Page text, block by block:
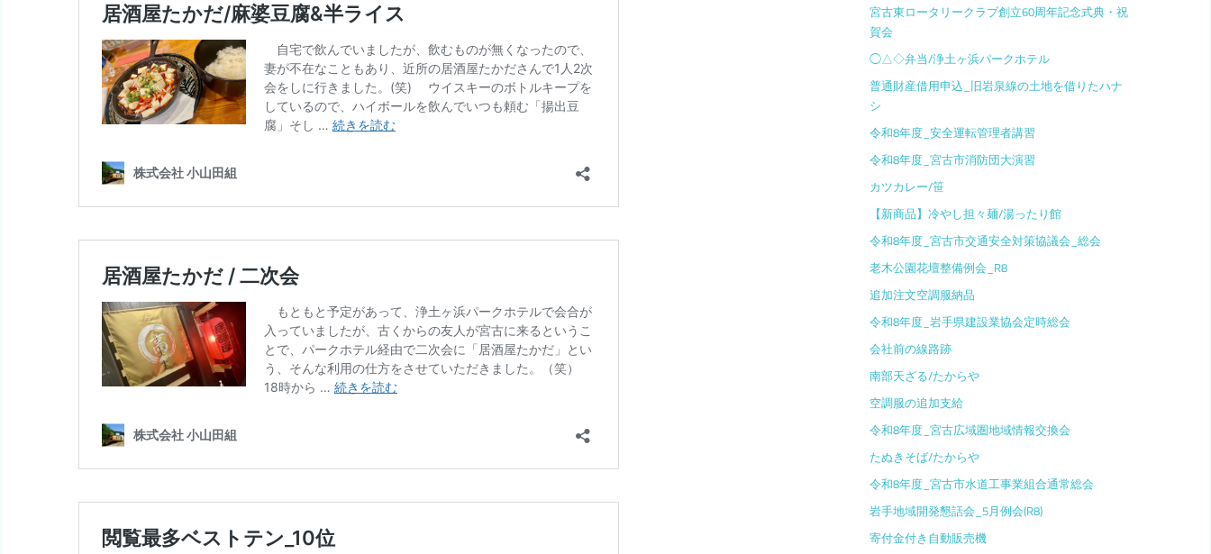
宮古東ロータリークラブ創立60周年記念式典・祝
賀会
◯△◇弁当/浄土ヶ浜パークホテル
普通財産借用申込_旧岩泉線の土地を借りたハナ
シ
令和8年度_安全運転管理者講習
令和8年度_宮古市消防団大演習
カツカレー/笹
【新商品】冷やし担々麺/湯ったり館
令和8年度_宮古市交通安全対策協議会_総会
老木公園花壇整備例会_R8
追加注文空調服納品
令和8年度_岩手県建設業協会定時総会
会社前の線路跡
南部天ざる/たからや
空調服の追加支給
令和8年度_宮古広域圏地域情報交換会
たぬきそば/たからや
令和8年度_宮古市水道工事業組合通常総会
岩手地域開発懇話会_5月例会(R8)
寄付金付き自動販売機